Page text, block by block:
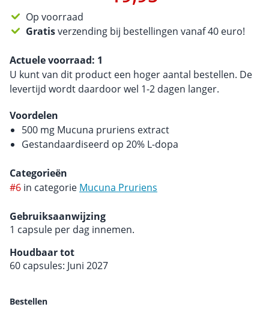
Op voorraad
Gratisverzending bij bestellingen vanaf 40 euro!
Actuele voorraad: 1
U kunt van dit product een hoger aantal bestellen. De
levertijd wordt daardoor wel 1-2 dagen langer.
Voordelen
500 mg Mucuna pruriens extract
Gestandaardiseerd op 20% L-dopa
Categorieën
#6 in categorie Mucuna Pruriens
Gebruiksaanwijzing
1 capsule per dag innemen.
Houdbaar tot
60 capsules: Juni 2027
Bestellen